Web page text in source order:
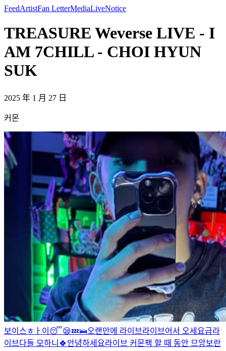
FeedArtistFan LetterMediaLiveNotice
TREASURE Weverse LIVE - I
AM 7CHILL - CHOI HYUN
SUK
2025 年 1 月 27 日
커몬
보이스 ㅎㅏ이 😴😪💤🛌오랜만에 라이브라이브어서 오세요급라
이브다들 모하니 🍀 안녕하세요라이브 커몬팩 할 때 동안 므앙보란